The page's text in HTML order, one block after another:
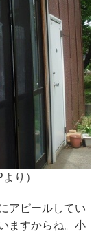
り）
アピールしてい
ますからね。小